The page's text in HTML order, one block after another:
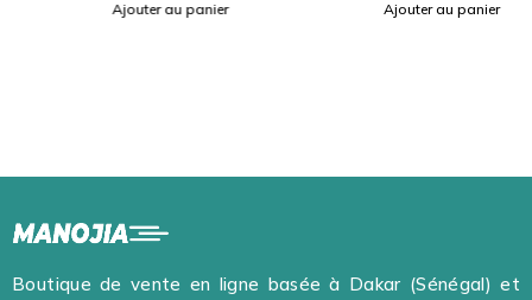
Ajouter au panier Ajouter au panier
Boutique de vente en ligne basée à Dakar (Sénégal) et